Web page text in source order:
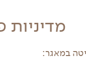
מדיניות
במאגר: